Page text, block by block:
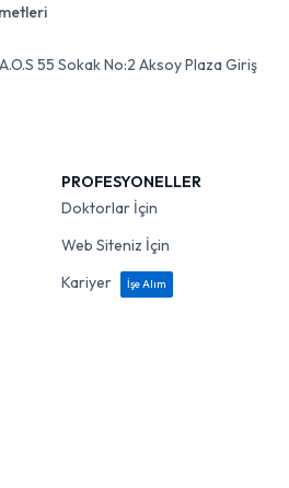
55 Sokak No:2 Aksoy Plaza Giriş
PROFESYONELLER
Doktorlar İçin
Web Siteniz İçin
Kariyer
İşe Alım